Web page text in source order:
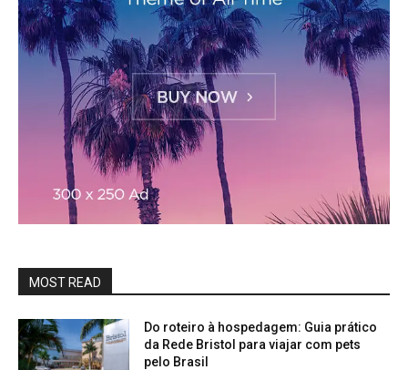
MOST READ
Do roteiro à hospedagem: Guia prático
da Rede Bristol para viajar com pets
pelo Brasil